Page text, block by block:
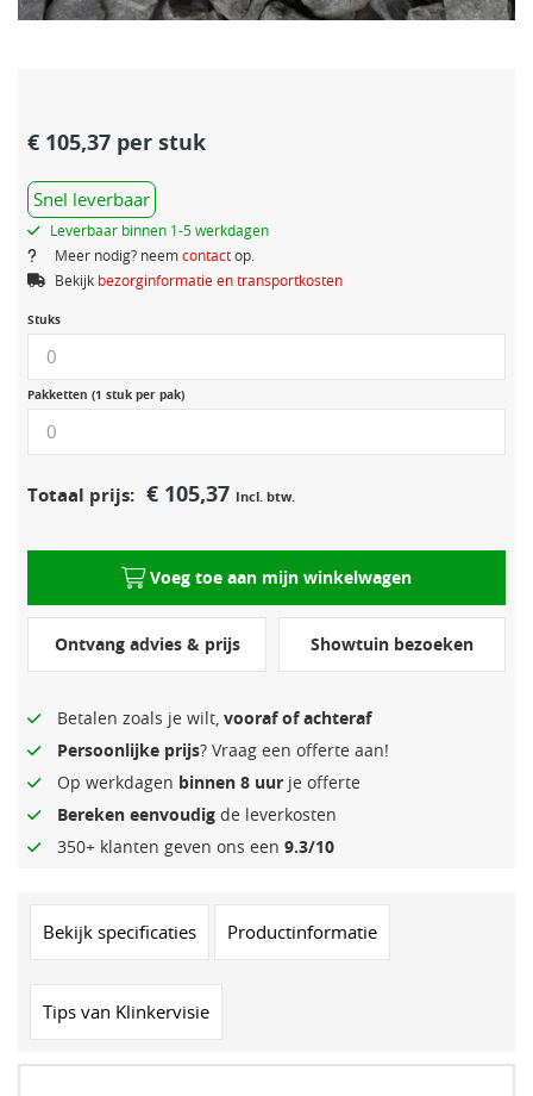
€ 105,37 per stuk
Snel leverbaar
Leverbaar binnen 1-5 werkdagen
Meer nodig? neemcontactop.
Bekijk bezorginformatie en transportkosten
Stuks
Pakketten (1 stuk per pak)
Totaal prijs: € 105,37 Incl. btw.
Voeg toe aan mijn winkelwagen
Ontvang advies & prijs Showtuin bezoeken
Betalen zoals je wilt, vooraf of achteraf
Persoonlijke prijs? Vraag een offerte aan!
Op werkdagen binnen 8 uur je offerte
Bereken eenvoudig de leverkosten
350+ klanten geven ons een 9.3/10
Bekijk specificaties Productinformatie
Tips van Klinkervisie